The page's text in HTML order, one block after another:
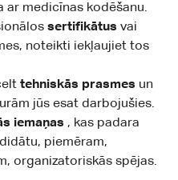
ar medicīnas kodēšanu.
sertifikātus vai
noteikti iekļaujiet tos
tehniskās prasmes un
jūs esat darbojušies.
iemaņas , kas padara
piemēram,
organizatoriskās spējas.